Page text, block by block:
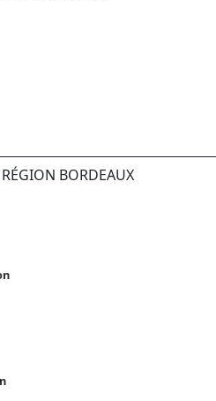
BORDEAUX